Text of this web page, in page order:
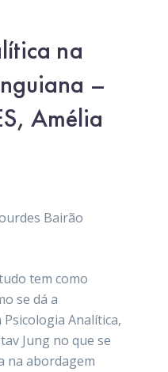
na
–
Amélia
Bairão
tem como
se dá a
Analítica,
Jung no que se
na abordagem